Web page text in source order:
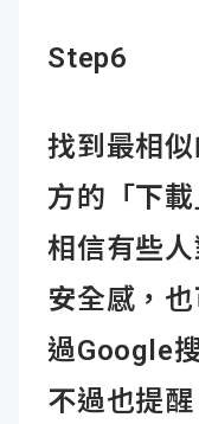
Step6
找到最相
方的「下
相信有些
安全感，
過Google
不過也提